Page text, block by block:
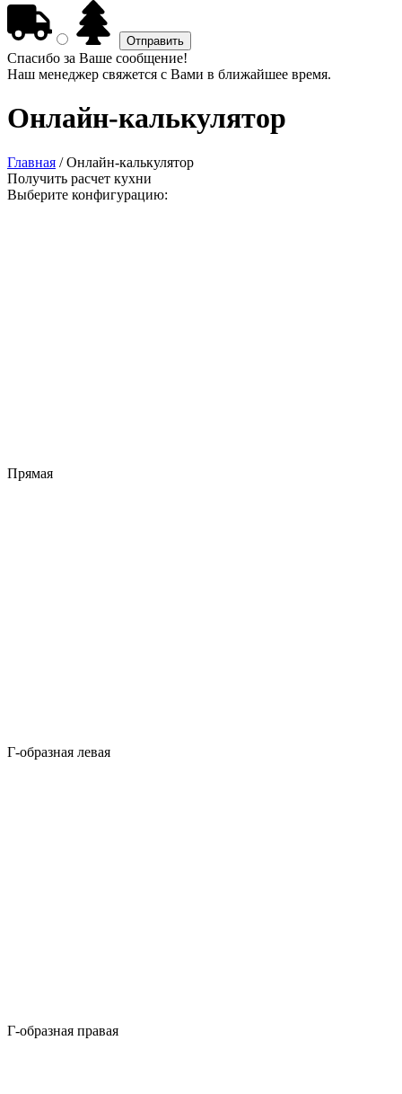
Спасибо за Ваше сообщение!
Наш менеджер свяжется с Вами в ближайшее время.
Онлайн-калькулятор
Главная /Онлайн-калькулятор
Получить расчет кухни
Выберите конфигурацию:
Прямая
Г-образная левая
Г-образная правая